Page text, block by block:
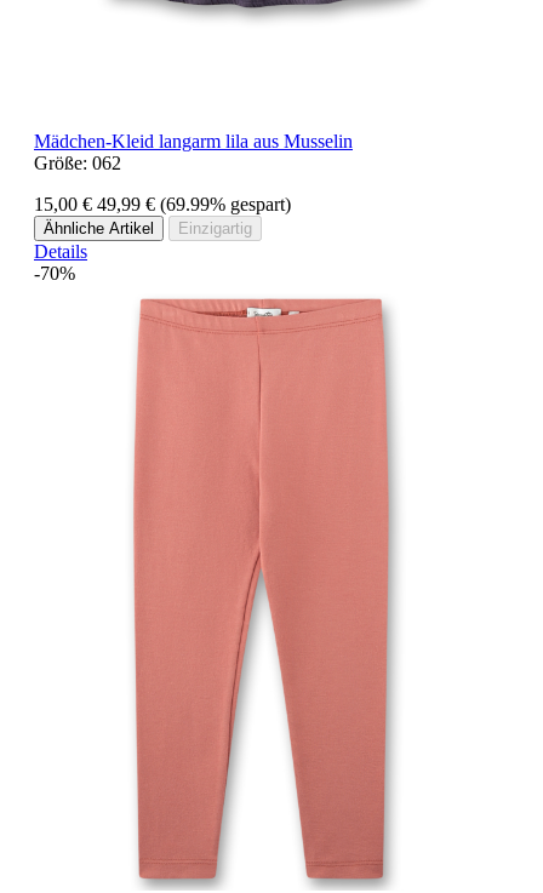
Mädchen-Kleid langarm lila aus Musselin
Größe: 062
15,00 € 49,99 € (69.99% gespart)
Ähnliche Artikel Einzigartig
Details
-70%